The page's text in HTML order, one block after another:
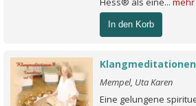
In den Korb
Klangmeditationen
Mempel, Uta Karen
Eine gelungene